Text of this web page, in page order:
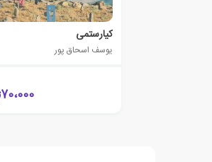
کیارستمی
یوسف اسحاق پور
70،000